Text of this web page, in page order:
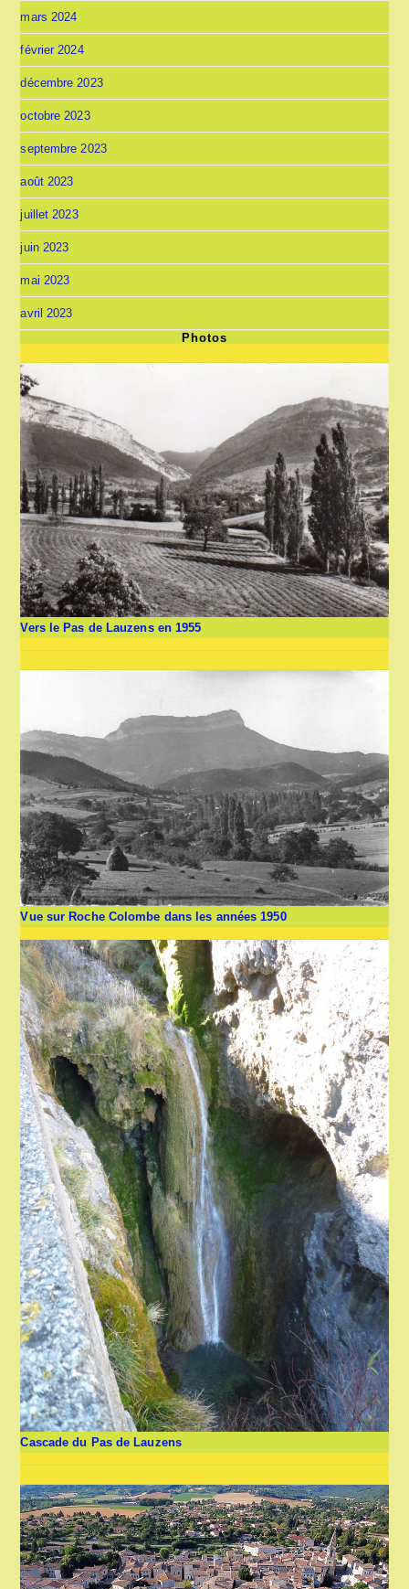
mars 2024
février 2024
décembre 2023
octobre 2023
septembre 2023
août 2023
juillet 2023
juin 2023
mai 2023
avril 2023
Photos
Vers le Pas de Lauzens en 1955
Vue sur Roche Colombe dans les années 1950
Cascade du Pas de Lauzens